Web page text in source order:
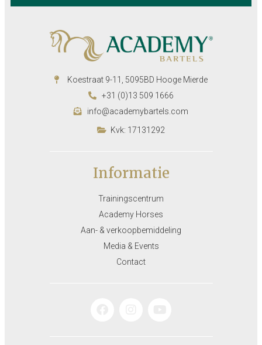
Koestraat 9-11, 5095BD Hooge Mierde
+31 (0)13 509 1666
info@academybartels.com
Kvk: 17131292
Informatie
Trainingscentrum
Academy Horses
Aan- & verkoopbemiddeling
Media & Events
Contact